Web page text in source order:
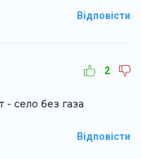
Відповісти
2
- село без газа
Відповісти